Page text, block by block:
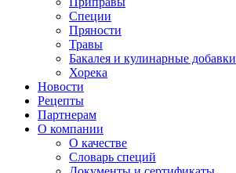
Специи
Пряности
Травы
Бакалея и кулинарные добавки
Хорека
Новости
Рецепты
Партнерам
О компании
О качестве
Словарь специй